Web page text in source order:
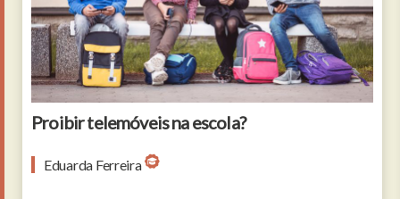
Children with rucksacks sitting on the bench in the
park near the school. Human relationships. Young
generation.
Proibir telemóveis na escola?
Eduarda Ferreira